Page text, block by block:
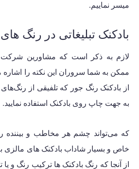
میسر نماییم.
بادکنک تبلیغاتی در رنگ
لازم به ذکر است که مشاورین شرکت
ممکن به شما سروران این نکته را اشاره
از بادکنک رنگ جور که تلفیقی از
به جهت چاپ روی بادکنک استفاده نمایید.
که می‌تواند چشم هر مخاطب و بیننده
خاص و بسیار شاداب بادکنک های مالزی
از آنجا که رنگ بادکنک ها ترکیب رنگ و یا